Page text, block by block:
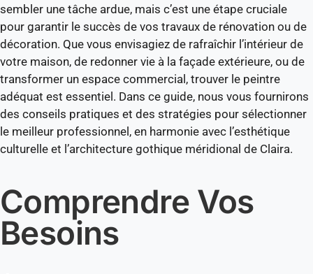
sembler une tâche ardue, mais c’est une étape cruciale
pour garantir le succès de vos travaux de rénovation ou de
décoration. Que vous envisagiez de rafraîchir l’intérieur de
votre maison, de redonner vie à la façade extérieure, ou de
transformer un espace commercial, trouver le peintre
adéquat est essentiel. Dans ce guide, nous vous fournirons
des conseils pratiques et des stratégies pour sélectionner
le meilleur professionnel, en harmonie avec l’esthétique
culturelle et l’architecture gothique méridional de Claira.
Comprendre Vos
Besoins